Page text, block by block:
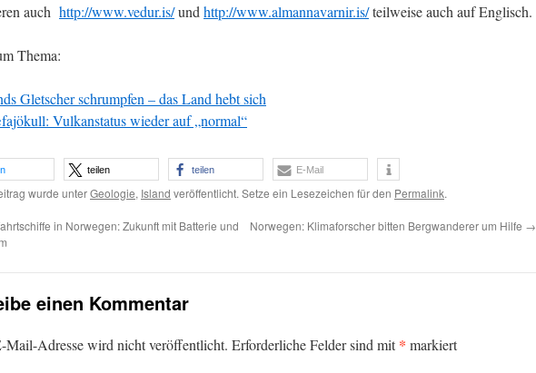
auch http://www.vedur.is/und http://www.almannavarnir.is/teilweise auch auf Englisch.
Thema:
Gletscher schrumpfen – das Land hebt sich
Vulkanstatus wieder auf „normal“
teilen teilen E-Mail
wurde unterGeologie, Island veröffentlicht. Setze ein Lesezeichen für den Permalink.
in Norwegen: Zukunft mit Batterie und
Norwegen: Klimaforscher bitten Bergwanderer um Hilfe →
einen Kommentar
Mail-Adresse wird nicht veröffentlicht. Erforderliche Felder sind mit* markiert